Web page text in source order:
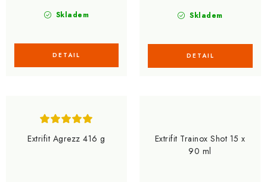
Skladem Skladem
Extrifit Agrezz 416 g
Extrifit Trainox Shot 15 x
90 ml